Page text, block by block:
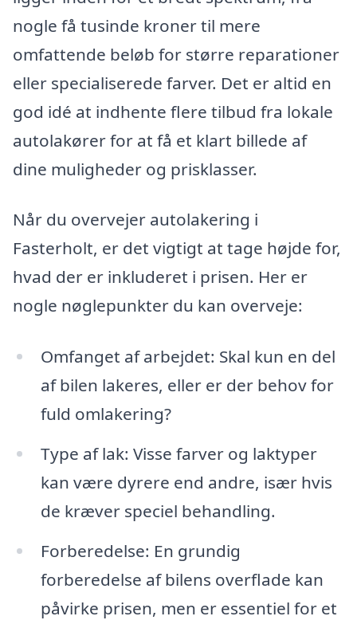
nogle få tusinde kroner til mere
omfattende beløb for større reparationer
eller specialiserede farver. Det er altid en
god idé at indhente flere tilbud fra lokale
autolakører for at få et klart billede af
dine muligheder og prisklasser.
Når du overvejer autolakering i
Fasterholt, er det vigtigt at tage højde for,
hvad der er inkluderet i prisen. Her er
nogle nøglepunkter du kan overveje:
Omfanget af arbejdet: Skal kun en del
af bilen lakeres, eller er der behov for
fuld omlakering?
Type af lak: Visse farver og laktyper
kan være dyrere end andre, især hvis
de kræver speciel behandling.
Forberedelse: En grundig
forberedelse af bilens overflade kan
påvirke prisen, men er essentiel for et